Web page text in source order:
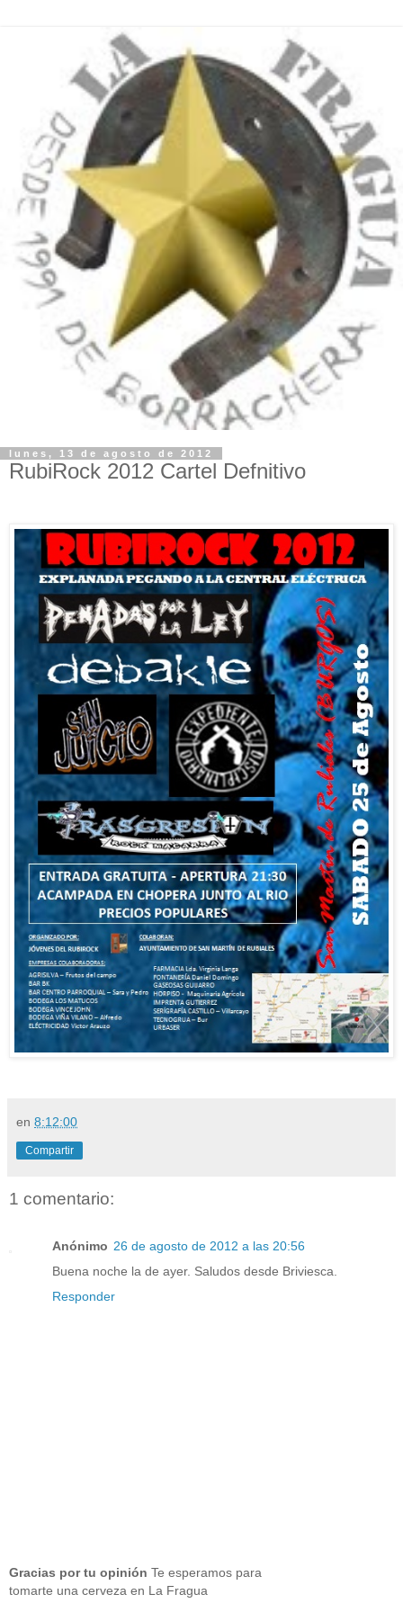
lunes, 13 de agosto de 2012
RubiRock 2012 Cartel Defnitivo
en 8:12:00
Compartir
1 comentario:
Anónimo 26 de agosto de 2012 a las 20:56
Buena noche la de ayer. Saludos desde Briviesca.
Responder
Gracias por tu opinión Te esperamos para
tomarte una cerveza en La Fragua